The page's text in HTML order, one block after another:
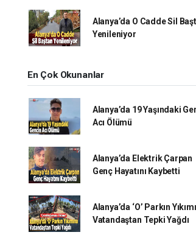
Alanya’da O Cadde Sil
Yenileniyor
En Çok Okunanlar
Alanya’da 19 Yaşındaki
Acı Ölümü
Alanya’da Elektrik Çarpan
Genç Hayatını Kaybetti
Alanya’da ‘O’ Parkın
Vatandaştan Tepki Yağdı